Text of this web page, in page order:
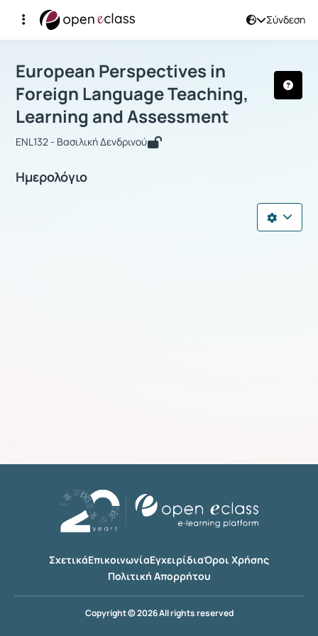
Σύνδεση
Μάθημα : European Perspectives in
European Perspectives in
Foreign Language Teaching,
Learning and Assessment
ENL132 - Βασιλική Δενδρινού
Ημερολόγιο
ΣχετικάΕπικοινωνίαΕγχειρίδιαΌροι Χρήσης
Πολιτική Απορρήτου
Copyright © 2026 All rights reserved